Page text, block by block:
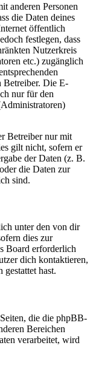
anderen Personen
die Daten deines
öffentlich
festlegen, dass
Nutzerkreis
etc.) zugänglich
Betreiber. Die E-
nur für den
Betreiber nur mit
gilt nicht, sofern er
der Daten (z. B.
die Daten zur
sind.
unter den von dir
dies zur
Board erforderlich
dich kontaktieren,
hast.
die die phpBB-
Bereichen
verarbeitet, wird